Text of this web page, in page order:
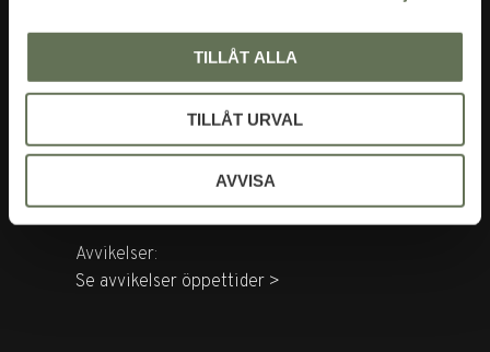
TILLÅT ALLA
TILLÅT URVAL
AVVISA
Tegnérgatan 20
113 59 Stockholm
Öppettider:
Lör: 11-16
Avvikelser:
Se avvikelser öppettider >